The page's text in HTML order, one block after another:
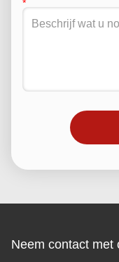
Neem contact met